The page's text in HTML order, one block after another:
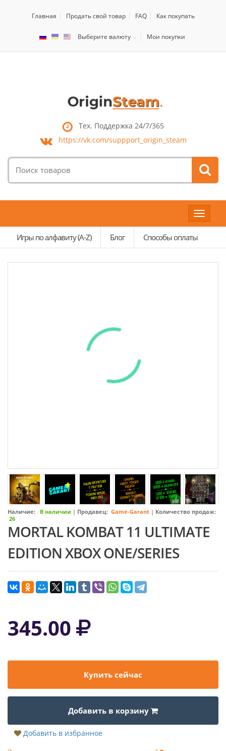
Главная Продать свой товар FAQ Как покупать
Выберите валюту Мои покупки
Тех. Поддержка 24/7/365
https://vk.com/suppport_origin_steam
товаров:
Toggle
Игры по алфавиту (A-Z)
Блог Способы оплаты
Наличие: В наличии | Продавец: Game-Garant | Количество продаж:
26
MORTAL KOMBAT 11 ULTIMATE
EDITION XBOX ONE/SERIES
345.00
Купить сейчас
Добавить в корзину
Добавить в избранное